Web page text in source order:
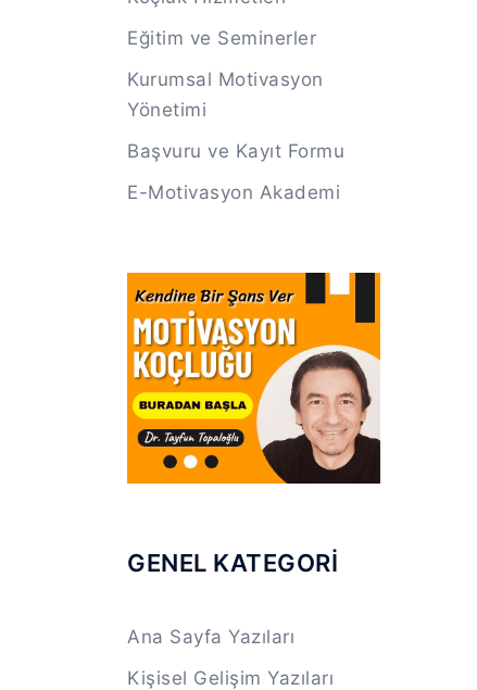
Eğitim ve Seminerler
Kurumsal Motivasyon
Yönetimi
Başvuru ve Kayıt Formu
E-Motivasyon Akademi
GENEL KATEGORİ
Ana Sayfa Yazıları
Kişisel Gelişim Yazıları